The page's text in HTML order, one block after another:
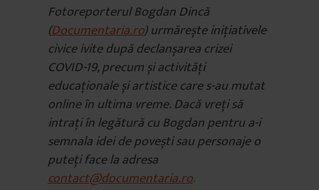
Fotoreporterul Bogdan Dincă
(Documentaria.ro) urmărește inițiativele
civice ivite după declanșarea crizei
COVID-19, precum și activități
educaționale și artistice care s-au mutat
online în ultima vreme. Dacă vreți să
intrați în legătură cu Bogdan pentru a-i
semnala idei de povești sau personaje o
puteți face la adresa
contact@documentaria.ro.